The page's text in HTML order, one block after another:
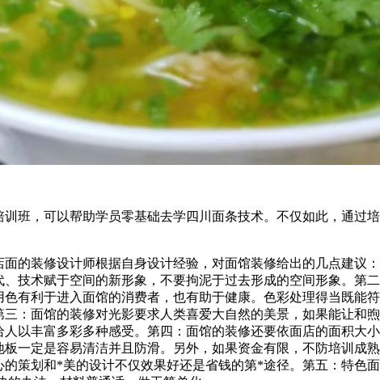
班，可以帮助学员零基础去学四川面条技术。不仅如此，通过
的装修设计师根据自身设计经验，对面馆装修给出的几点建议
技术赋于空间的新形象，不要拘泥于过去形成的空间形象。第
有利于进入面馆的消费者，也有助于健康。色彩处理得当既能
：面馆的装修对光影要求人类喜爱大自然的美景，如果能让和
以丰富多彩多种感受。第四：面馆的装修还要依面店的面积大
一定是容易清洁并且防滑。另外，如果资金有限，不防培训成
策划和*美的设计不仅效果好还是省钱的第*途径。第五：特色